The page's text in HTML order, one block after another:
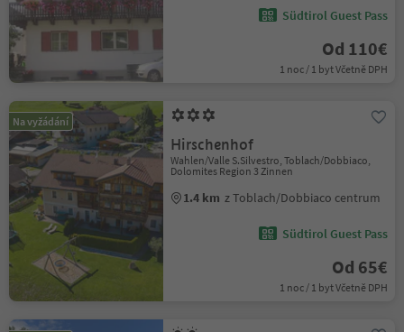
Südtirol Guest Pass
Od 110€
1 noc / 1 byt Včetně DPH
Na vyžádání
Hirschenhof
Wahlen/Valle S.Silvestro, Toblach/Dobbiaco,
Dolomites Region 3 Zinnen
1.4 km z Toblach/Dobbiaco centrum
Südtirol Guest Pass
Od 65€
1 noc / 1 byt Včetně DPH